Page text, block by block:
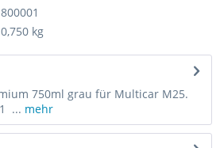
800001
0,750 kg
750ml grau für Multicar M25.
... mehr